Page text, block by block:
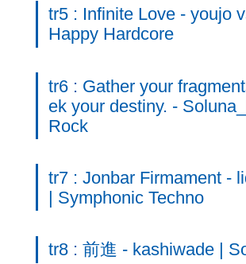
tr5 : Infinite Love - youjo
Happy Hardcore
tr6 : Gather your
ek your destiny. -
Rock
tr7 : Jonbar Firmament -
| Symphonic Techno
tr8 : 前進 - kashiwade |